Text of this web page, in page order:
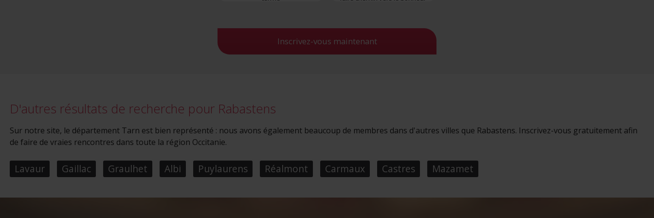
Inscrivez-vous maintenant
D'autres résultats de recherche pour Rabastens
Sur notre site, le département Tarn est bien représenté : nous avons également beaucoup de membres dans d'autres villes que Rabastens. Inscrivez-vous gratuitement afin
de faire de vraies rencontres dans toute la région Occitanie.
Lavaur Gaillac Graulhet Albi Puylaurens Réalmont Carmaux Castres Mazamet